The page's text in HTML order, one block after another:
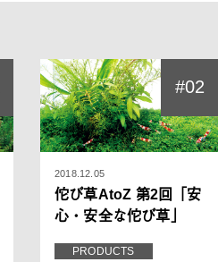
#02
2018.12.05
佗び草AtoZ 第2回「安
心・安全な佗び草」
PRODUCTS